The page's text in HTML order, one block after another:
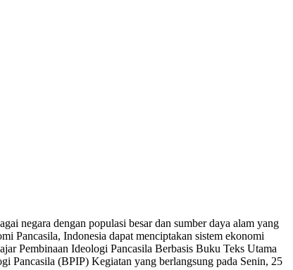
negara dengan populasi besar dan sumber daya alam yang
Pancasila, Indonesia dapat menciptakan sistem ekonomi
Pembinaan Ideologi Pancasila Berbasis Buku Teks Utama
Pancasila (BPIP) Kegiatan yang berlangsung pada Senin, 25